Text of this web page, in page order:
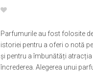
Parfumurile au fost folosite
istoriei pentru a oferi o notă
și pentru a îmbunătăți atracția
încrederea. Alegerea unui